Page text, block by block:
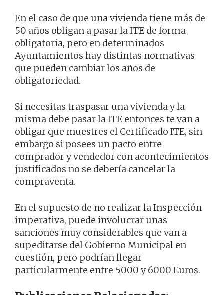
En el caso de que una vivienda tiene más de
50 años obligan a pasar la ITE de forma
obligatoria, pero en determinados
Ayuntamientos hay distintas normativas
que pueden cambiar los años de
obligatoriedad.
Si necesitas traspasar una vivienda y la
misma debe pasar la ITE entonces te van a
obligar que muestres el Certificado ITE, sin
embargo si posees un pacto entre
comprador y vendedor con acontecimientos
justificados no se debería cancelar la
compraventa.
En el supuesto de no realizar la Inspección
imperativa, puede involucrar unas
sanciones muy considerables que van a
supeditarse del Gobierno Municipal en
cuestión, pero podrían llegar
particularmente entre 5000 y 6000 Euros.